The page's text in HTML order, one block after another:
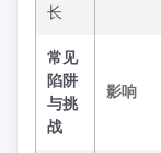
长
常见
陷阱
与挑
战
影响